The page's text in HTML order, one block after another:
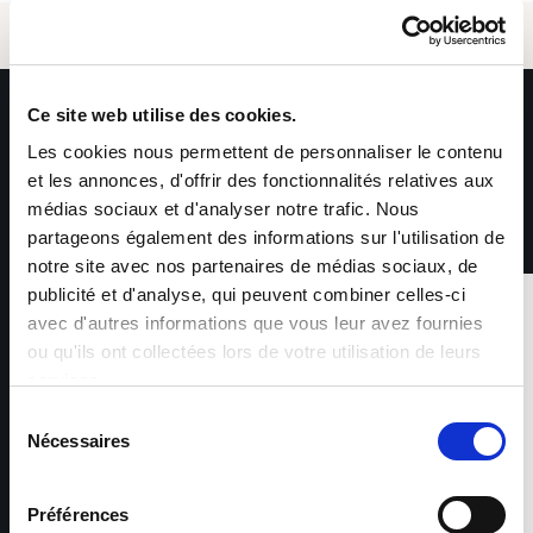
Ce site web utilise des cookies.
Les cookies nous permettent de personnaliser le contenu
et les annonces, d'offrir des fonctionnalités relatives aux
médias sociaux et d'analyser notre trafic. Nous
partageons également des informations sur l'utilisation de
notre site avec nos partenaires de médias sociaux, de
publicité et d'analyse, qui peuvent combiner celles-ci
avec d'autres informations que vous leur avez fournies
ou qu'ils ont collectées lors de votre utilisation de leurs
Nécessaires
Préférences
Email *
Envoyer
*Les informations collectées par Sofitex via ce formulaire
font l’objet d’un traitement informatisé ayant pour finalité la
informations marquées d’un astérisque sont obligatoires –
leur non-renseignement entraîne l’impossibilité de traiter la
1 sur 4
AVANT L’EMBAUCHE
votre parcours, vos compétences et vos